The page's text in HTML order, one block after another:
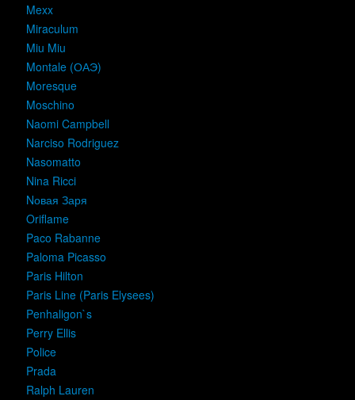
Mexx
Miraculum
Miu Miu
Montale (ОАЭ)
Moresque
Moschino
Naomi Campbell
Narciso Rodriguez
Nasomatto
Nina Ricci
Nовая Заря
Oriflame
Paco Rabanne
Paloma Picasso
Paris Hilton
Paris Line (Paris Elysees)
Penhaligon`s
Perry Ellis
Police
Prada
Ralph Lauren